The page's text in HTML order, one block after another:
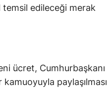
temsil edileceği merak
ücret, Cumhurbaşkanı
paylaşılması